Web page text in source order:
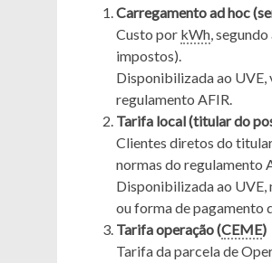
Carregamento ad hoc
Custo por kWh,
impostos).​
Disponibilizada ao
regulamento AFIR.
Tarifa local (titular do
Clientes diretos do
normas do regulamento
Disponibilizada ao
ou forma de pagamento
Tarifa operação (CEME)
Tarifa da parcela de